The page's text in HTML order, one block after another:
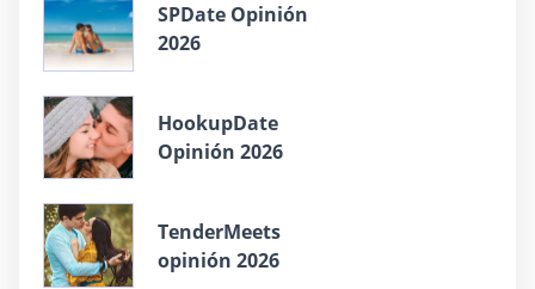
SPDate Opinión
2026
HookupDate
Opinión 2026
TenderMeets
opinión 2026